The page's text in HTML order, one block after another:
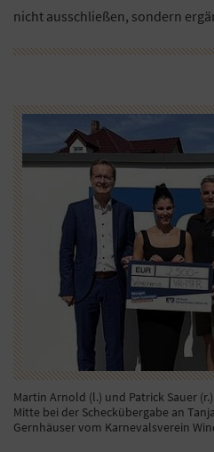
nicht ausschließen, sondern
Martin Arnold (l.) und Patrick Sauer
Mitte bei der Scheckübergabe an
Gernhäuser vom Karnevalsverein